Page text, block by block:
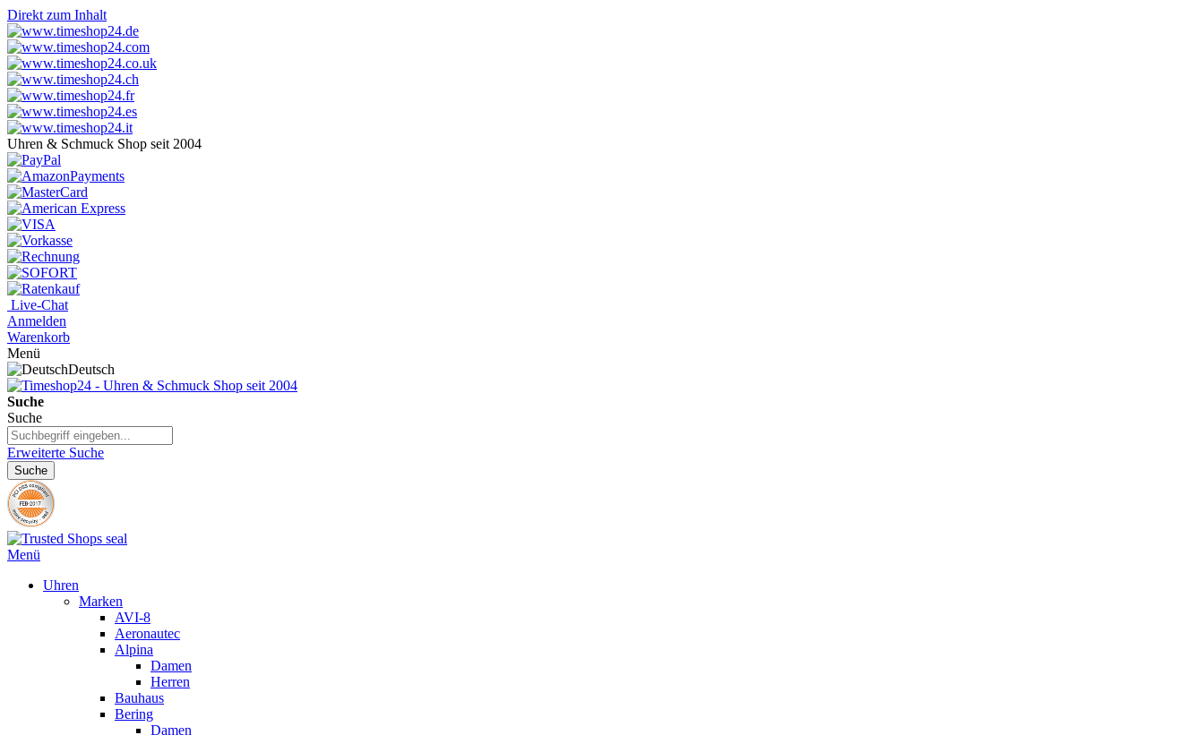
Direkt zum Inhalt
Uhren & Schmuck Shop seit 2004
Live-Chat
Anmelden
Warenkorb
Menü
Deutsch
Suche
Suche
Erweiterte Suche
Suche
Menü
Uhren
Marken
AVI-8
Aeronautec
Alpina
Damen
Herren
Bauhaus
Bering
Damen